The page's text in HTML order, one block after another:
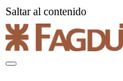
Saltar al contenido